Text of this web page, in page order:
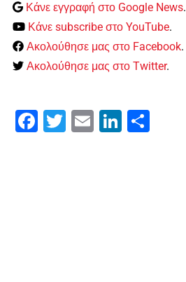
Κάνε εγγραφή στο Google News.
Κάνε subscribe στο YouTube.
Ακολούθησε μας στο Facebook.
Ακολούθησε μας στο Twitter.
Facebook
Twitter Email LinkedIn